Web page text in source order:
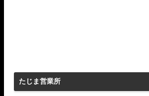
たじま営業所